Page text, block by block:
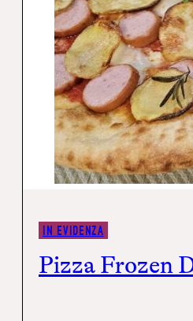
IN EVIDENZA
Pizza Frozen